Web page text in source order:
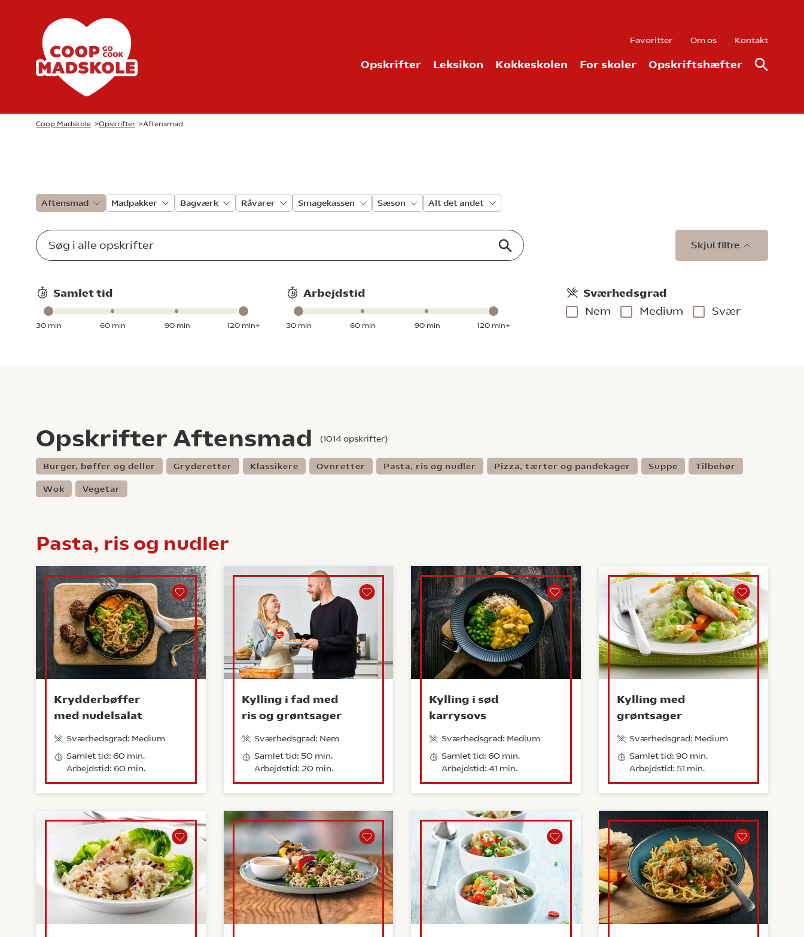
Favoritter Om os Kontakt
Opskrifter Leksikon Kokkeskolen For skoler Opskriftshæfter
Coop Madskole >Opskrifter >Aftensmad
Aftensmad Madpakker Bagværk Råvarer Smagekassen Sæson Alt det andet
Skjul filtre
Samlet tid
30 min 60 min 90 min 120 min+
Arbejdstid
30 min 60 min 90 min 120 min+
Sværhedsgrad
Nem
Medium Svær
Opskrifter Aftensmad (1014 opskrifter)
Burger, bøffer og deller Gryderetter Klassikere Ovnretter Pasta, ris og nudler Pizza, tærter og pandekager Suppe Tilbehør
Wok Vegetar
Pasta, ris og nudler
Krydderbøffer
med nudelsalat
Sværhedsgrad: Medium
Samlet tid: 60 min.
Arbejdstid: 60 min.
Kylling i fad med
ris og grøntsager
Sværhedsgrad: Nem
Samlet tid: 50 min.
Arbejdstid: 20 min.
Kylling i sød
karrysovs
Sværhedsgrad: Medium
Samlet tid: 60 min.
Arbejdstid: 41 min.
Kylling med
grøntsager
Sværhedsgrad: Medium
Samlet tid: 90 min.
Arbejdstid: 51 min.